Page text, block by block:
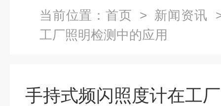
当前位置： 首页 > 新闻资讯
工厂照明检测中的应用
手持式频闪照度计在工